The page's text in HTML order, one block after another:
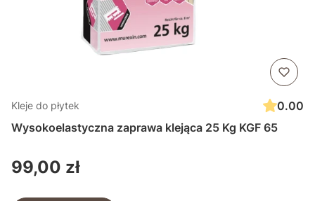
Kleje do płytek
0.00
Wysokoelastyczna zaprawa klejąca 25 Kg KGF 65
Cena
99,00 zł